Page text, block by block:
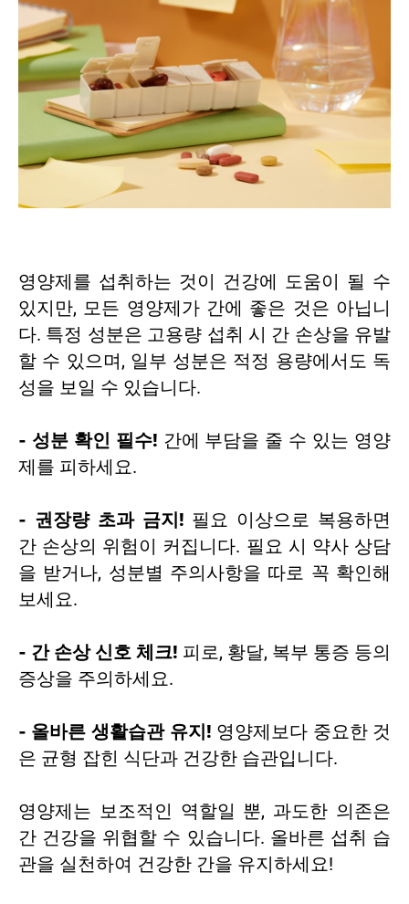
영양제를 섭취하는 것이 건강에 도움이 될 수
있지만, 모든 영양제가 간에 좋은 것은 아닙니
다. 특정 성분은 고용량 섭취 시 간 손상을 유발
할 수 있으며, 일부 성분은 적정 용량에서도 독
성을 보일 수 있습니다.
- 성분 확인 필수! 간에 부담을 줄 수 있는 영양
제를 피하세요.
- 권장량 초과 금지! 필요 이상으로 복용하면
간 손상의 위험이 커집니다. 필요 시 약사 상담
을 받거나, 성분별 주의사항을 따로 꼭 확인해
보세요.
- 간 손상 신호 체크! 피로, 황달, 복부 통증 등의
증상을 주의하세요.
- 올바른 생활습관 유지! 영양제보다 중요한 것
은 균형 잡힌 식단과 건강한 습관입니다.
영양제는 보조적인 역할일 뿐, 과도한 의존은
간 건강을 위협할 수 있습니다. 올바른 섭취 습
관을 실천하여 건강한 간을 유지하세요!